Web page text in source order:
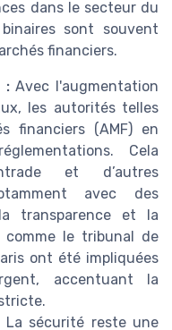
dans le secteur du
sont souvent
financiers.
:Avec l'augmentation
les autorités telles
financiers (AMF) en
Cela
et d’autres
avec des
transparence et la
comme le tribunal de
ont été impliquées
accentuant la
La sécurité reste une